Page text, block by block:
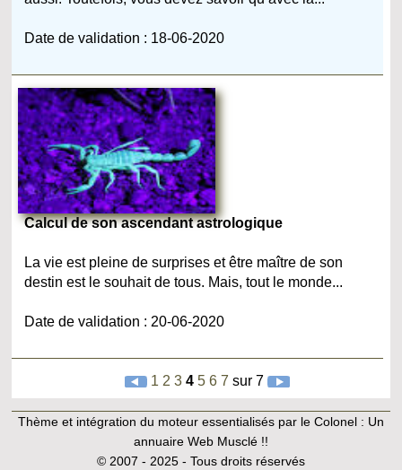
Date de validation : 18-06-2020
Calcul de son ascendant astrologique
La vie est pleine de surprises et être maître de son
destin est le souhait de tous. Mais, tout le monde...
Date de validation : 20-06-2020
1 2 3 4 5 6 7 sur 7
Thème et intégration du moteur essentialisés par le Colonel : Un
annuaire Web Musclé !!
© 2007 - 2025 - Tous droits réservés